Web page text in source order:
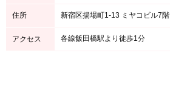
住所 新宿区揚場町1-13 ミヤコビル7階
アクセス 各線飯田橋駅より徒歩1分